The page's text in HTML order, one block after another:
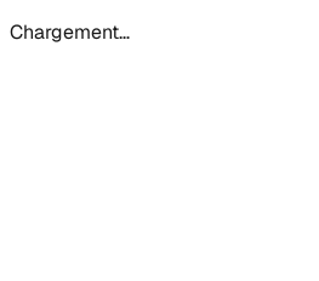
Chargement…